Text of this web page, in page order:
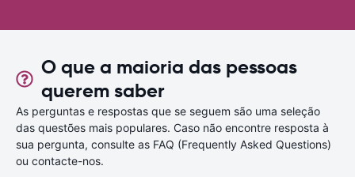
O que a maioria das pessoas
querem saber
As perguntas e respostas que se seguem são uma seleção
das questões mais populares. Caso não encontre resposta à
sua pergunta, consulte as FAQ (Frequently Asked Questions)
ou contacte-nos.